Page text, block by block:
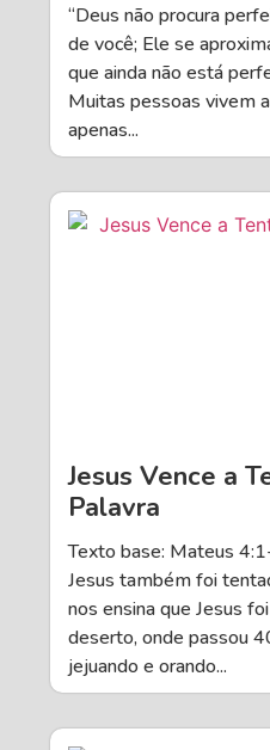
“Deus não procura
de você; Ele se
que ainda não está
Muitas pessoas vivem
apenas...
Jesus Vence a
Palavra
Texto base: Mateus
Jesus também foi
nos ensina que Jesus
deserto, onde passou
jejuando e orando...